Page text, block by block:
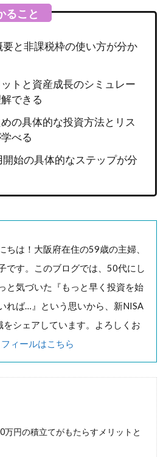
要と非課税枠の使い方が分か
トと資産成長のシミュレー
できる
の具体的な投資方法とリス
べる
開始の具体的なステップが分
ちは！大阪府在住の59歳の主婦、
です。このブログでは、50代にし
と気づいた『もっと早く投資を始
れば…』という思いから、新NISA
をシェアしています。よろしくお
ィールはこちら
万円の積立てがもたらすメリットと